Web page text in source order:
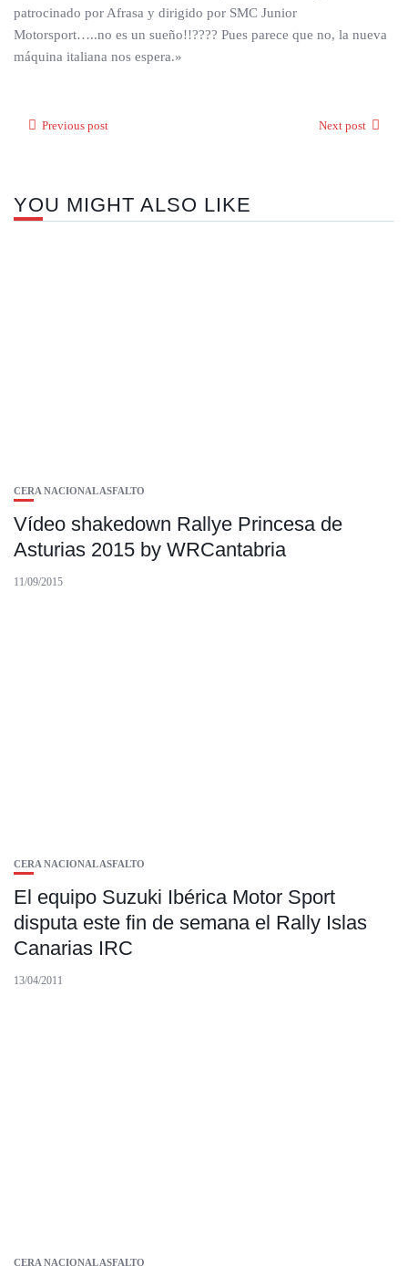
patrocinado por Afrasa y dirigido por SMC Junior
Motorsport…..no es un sueño!!???? Pues parece que no, la nueva
máquina italiana nos espera.»
Previous post Next post
YOU MIGHT ALSO LIKE
CERA NACIONAL ASFALTO
Vídeo shakedown Rallye Princesa de
Asturias 2015 by WRCantabria
11/09/2015
CERA NACIONAL ASFALTO
El equipo Suzuki Ibérica Motor Sport
disputa este fin de semana el Rally Islas
Canarias IRC
13/04/2011
CERA NACIONAL ASFALTO